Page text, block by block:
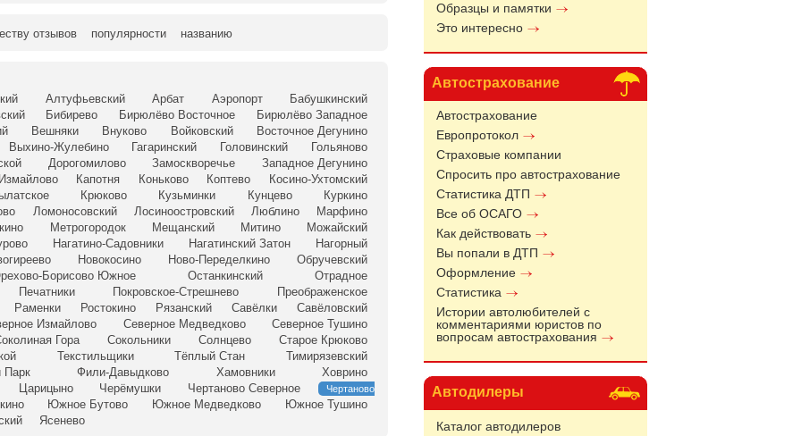
Образцы и памятки
Это интересно
Автострахование
Автострахование
Европротокол
Страховые компании
Спросить про автострахование
Статистика ДТП
Все об ОСАГО
Как действовать
Вы попали в ДТП
Оформление
Статистика
Истории автолюбителей с
комментариями юристов по
вопросам автострахования
Автодилеры
Каталог автодилеров
отзывов популярности названию
Алтуфьевский Арбат Аэропорт
Бабушкинский
Бибирево Бирюлёво Восточное
Бирюлёво Западное
Вешняки Внуково Войковский
Восточное Дегунино
Выхино-Жулебино
Гагаринский Головинский
Гольяново
Дорогомилово Замоскворечье
Западное Дегунино
Капотня Коньково Коптево
Косино-Ухтомский
Крюково Кузьминки Кунцево
Куркино
Ломоносовский Лосиноостровский Люблино
Марфино
Метрогородок Мещанский Митино
Можайский
Нагатино-Садовники Нагатинский Затон
Нагорный
Новокосино Ново-Переделкино
Обручевский
Борисово Южное
Останкинский
Отрадное
Печатники
Покровское-Стрешнево
Преображенское
Раменки
Ростокино Рязанский Савёлки
Савёловский
Измайлово
Северное Медведково
Северное Тушино
Гора
Сокольники Солнцево
Старое Крюково
Текстильщики Тёплый Стан
Тимирязевский
Парк
Фили-Давыдково Хамовники
Ховрино
Царицыно
Черёмушки Чертаново Северное Чертаново
Южное Бутово Южное Медведково
Южное Тушино
Ясенево